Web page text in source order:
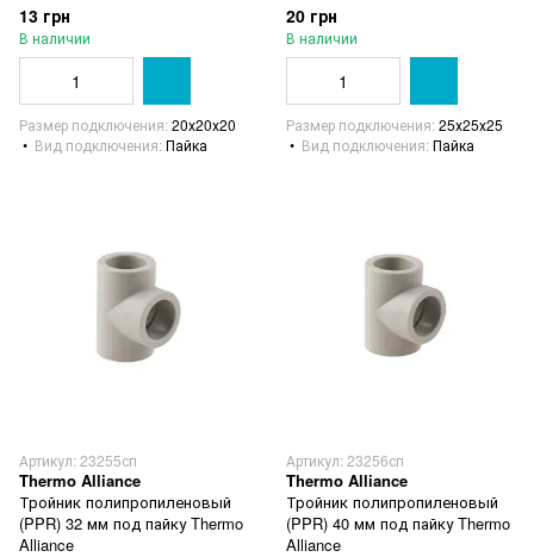
13 грн
В наличии
Размер подключения 20х20х20
Вид подключения Пайка
20 грн
В наличии
Размер подключения 25х25х25
Вид подключения Пайка
Артикул: 23255сп
Thermo Alliance
Тройник полипропиленовый
(PPR) 32 мм под пайку Thermo
Alliance
Артикул: 23256сп
Thermo Alliance
Тройник полипропиленовый
(PPR) 40 мм под пайку Thermo
Alliance